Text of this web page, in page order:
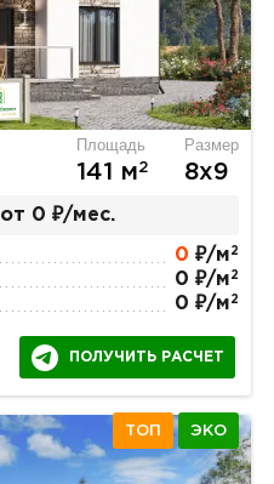
Площадь
141 м2
Размер
8х9
от 0 ₽/мес.
0 ₽/м 2
0 ₽/м 2
0 ₽/м 2
ПОЛУЧИТЬ РАСЧЕТ
ТОП ЭКО